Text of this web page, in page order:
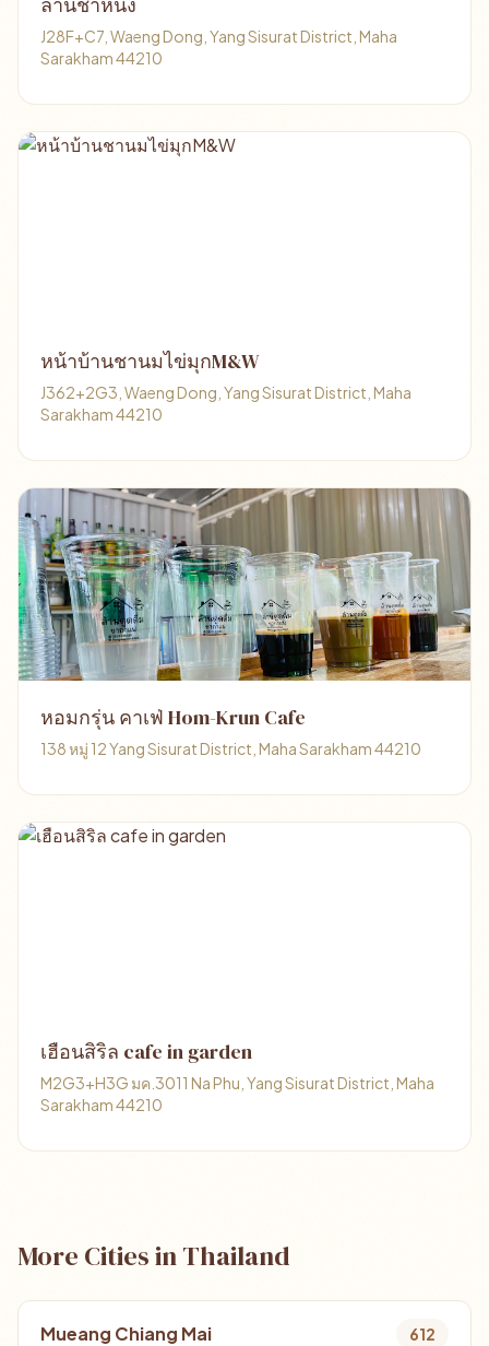
J28F+C7, Waeng Dong, Yang Sisurat District, Maha
Sarakham 44210
หน้าบ้านชานมไข่มุกM&W
J362+2G3, Waeng Dong, Yang Sisurat District, Maha
Sarakham 44210
หอมกรุ่น คาเฟ่ Hom-Krun Cafe
138 หมู่ 12 Yang Sisurat District, Maha Sarakham 44210
เฮือนสิริล cafe in garden
M2G3+H3G มค.3011 Na Phu, Yang Sisurat District, Maha
Sarakham 44210
More Cities in Thailand
Mueang Chiang Mai 612